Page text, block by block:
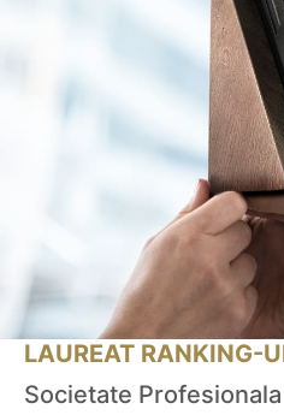
LAUREAT RANKING-
Societate